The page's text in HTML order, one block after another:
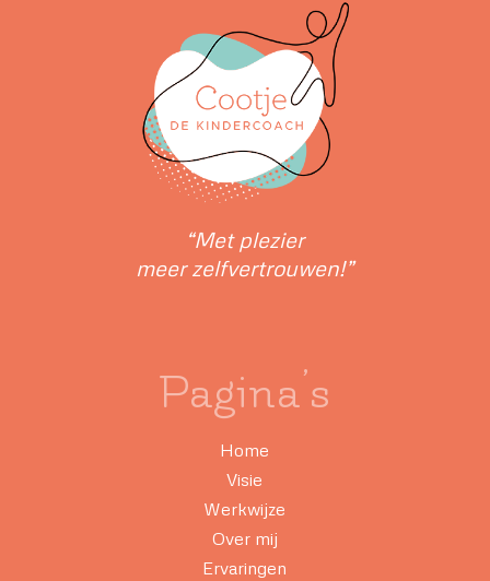
“Met plezier
meer zelfvertrouwen!”
Pagina’s
Home
Visie
Werkwijze
Over mij
Ervaringen